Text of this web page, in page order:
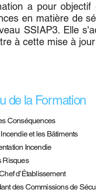
a pour
en matière de
SSIAP3. Elle
à cette mise à
de la Formation
Conséquences
et les Bâtiments
Incendie
Risques
d’Établissement
des Commissions de